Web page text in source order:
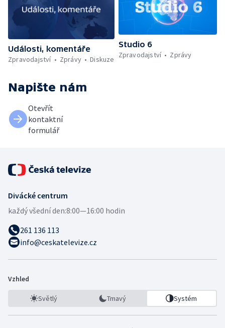
Události, komentáře
Zpravodajství
Zprávy Diskuze
Studio 6
Zpravodajství
Zprávy
Napište nám
Otevřít
kontaktní
formulář
Divácké centrum
každý všední den:8:00—16:00 hodin
261 136 113
info@ceskatelevize.cz
Vzhled
Světlý Tmavý Systém